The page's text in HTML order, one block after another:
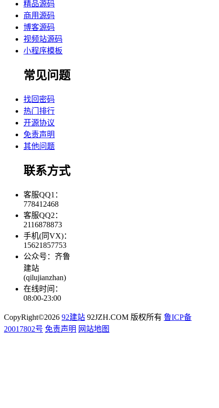
精品源码
商用源码
博客源码
视频站源码
小程序模板
常见问题
找回密码
热门排行
开源协议
免责声明
其他问题
联系方式
客服QQ1：
778412468
客服QQ2：
2116878873
手机(同VX)：
15621857753
公众号：齐鲁
建站
(qilujianzhan)
在线时间：
08:00-23:00
CopyRight©2026 92建站 92JZH.COM 版权所有 鲁ICP备
20017802号 免责声明 网站地图